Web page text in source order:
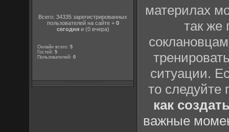
Всего: 34335 зарегистрированных
пользователей на сайте + 0
сегодняи (0 вчера)
Онлайн всего:5
Гостей:5
Пользователей:0
материлах
так же
ситуации.
то
как
важные